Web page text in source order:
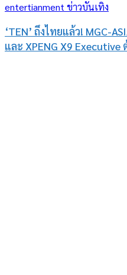
entertianment ข่าวบันเทิง
‘TEN’ ถึงไทยแล้ว! MGC-
และ XPENG X9